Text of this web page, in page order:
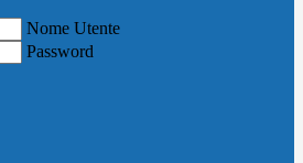
Nome Utente
Password